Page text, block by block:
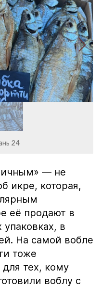
24
— не
икре, которая,
её продают в
в
На самой вобле
тоже
тех, кому
воблу с